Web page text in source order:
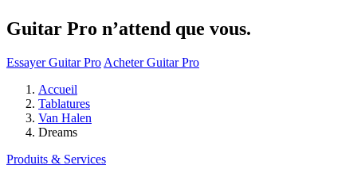
Guitar Pro n’attend que vous.
Essayer Guitar Pro Acheter Guitar Pro
Accueil
Tablatures
Van Halen
Dreams
Produits & Services